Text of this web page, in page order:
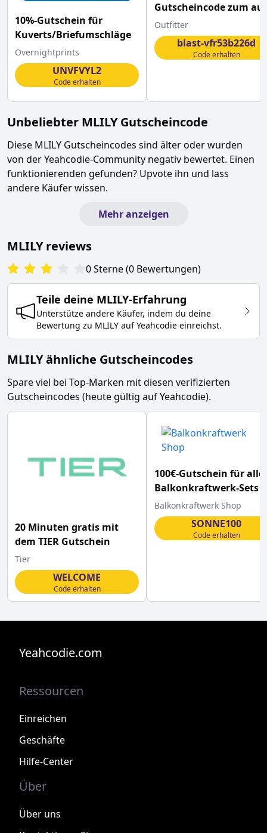
10%-Gutschein für
Kuverts/Briefumschläge
Overnightprints
UNVFVYL2
Code erhalten
Gutscheincode zum auf
das Nike Blast Pack mit
diesem
Outfitter
blast-vfr53b226d
Code erhalten
Unbeliebter MLILYGutscheincode
Diese MLILY Gutscheincodes sind älter oder wurden
von der Yeahcodie-Community negativ bewertet. Einen
funktionierenden gefunden? Upvote ihn und lass
andere Käufer wissen.
Mehr anzeigen
MLILYreviews
0Sterne(0 Bewertungen)
Teile deine MLILY-Erfahrung
Unterstütze andere Käufer, indem du deine
Bewertung zu MLILY auf Yeahcodie einreichst.
MLILY ähnliche Gutscheincodes
Spare viel bei Top-Marken mit diesen verifizierten
Gutscheincodes (heute gültig auf Yeahcodie).
20 Minuten gratis mit
dem TIER Gutschein
Tier
WELCOME
Code erhalten
100€-Gutschein für alle
Balkonkraftwerk-Sets
Balkonkraftwerk Shop
SONNE100
Code erhalten
Yeahcodie.com
Ressourcen
Einreichen
Geschäfte
Hilfe-Center
Über
Über uns